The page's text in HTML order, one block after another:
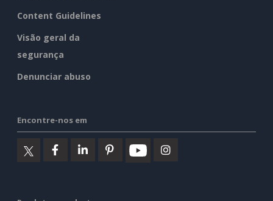
Content Guidelines
Visão geral da
segurança
Denunciar abuso
Encontre-nos em